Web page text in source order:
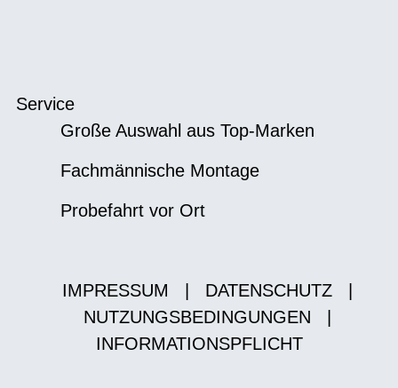
Service
Große Auswahl aus Top-Marken
Fachmännische Montage
Probefahrt vor Ort
IMPRESSUM DATENSCHUTZ
NUTZUNGSBEDINGUNGEN
INFORMATIONSPFLICHT